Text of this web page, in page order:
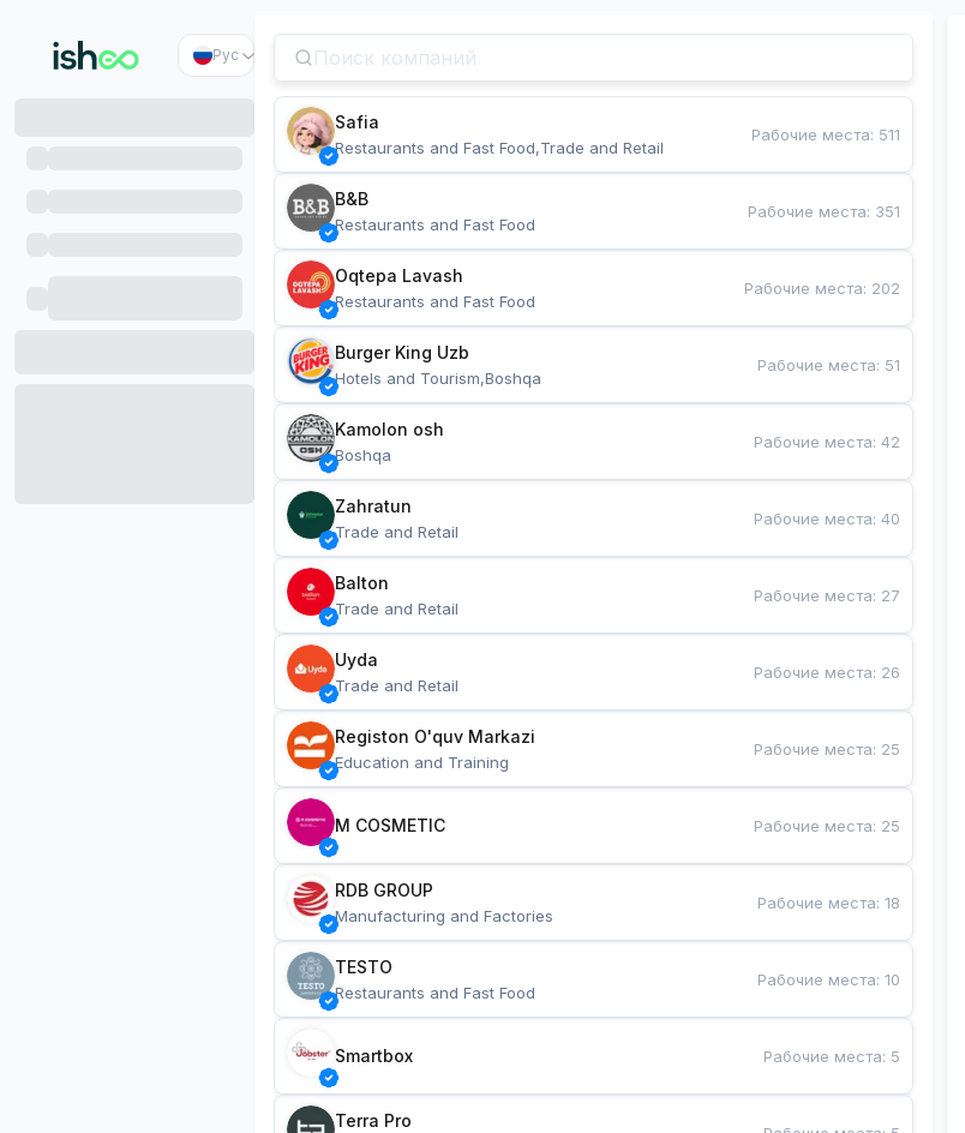
Рус
Safia
Restaurants and Fast Food,Trade and Retail
Рабочие места: 511
B&B
Restaurants and Fast Food
Рабочие места: 351
Oqtepa Lavash
Restaurants and Fast Food
Рабочие места: 202
Burger King Uzb
Hotels and Tourism,Boshqa
Рабочие места: 51
Kamolon osh
Boshqa
Рабочие места:42
Zahratun
Trade and Retail
Рабочие места:40
Balton
Trade and Retail
Рабочие места: 27
Uyda
Trade and Retail
Рабочие места: 26
Registon O'quv Markazi
Education and Training
Рабочие места: 25
M COSMETIC Рабочие места: 25
RDB GROUP
Manufacturing and Factories
Рабочие места:18
TESTO
Restaurants and Fast Food
Рабочие места:10
Smartbox Рабочие места: 5
Terra Pro